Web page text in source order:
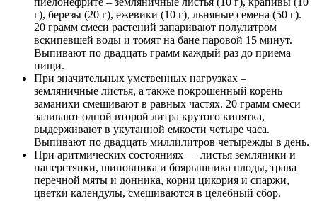
г), березы (20 г), ежевики (10 г), льняные семена (50 г).
20 грамм смеси растений запаривают полулитром
вскипевшей воды и томят на бане паровой 15 минут.
Выпивают по двадцать грамм каждый раз до приема
пищи.
При значительных умственных нагрузках –
земляничные листья, а также покрошенный корень
заманихи смешивают в равных частях. 20 грамм смеси
заливают одной второй литра крутого кипятка,
выдерживают в укутанной емкости четыре часа.
Выпивают по двадцать миллилитров четырежды в день.
При аритмических состояниях — листья земляники и
наперстянки, шиповника и боярышника плоды, трава
перечной мяты и донника, корни цикория и спаржи,
цветки календулы, смешиваются в целебный сбор.